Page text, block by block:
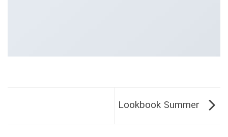
Lookbook Summer